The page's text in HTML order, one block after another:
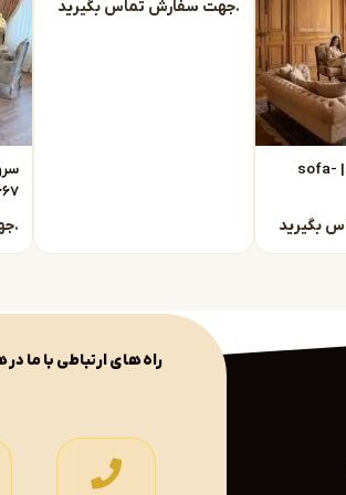
سرویس مبل ابزاری | sofa-
جهت سفارش تماس بگیرید.
جهت سفارش تماس بگیرید.
راه های ارتباطی با ما